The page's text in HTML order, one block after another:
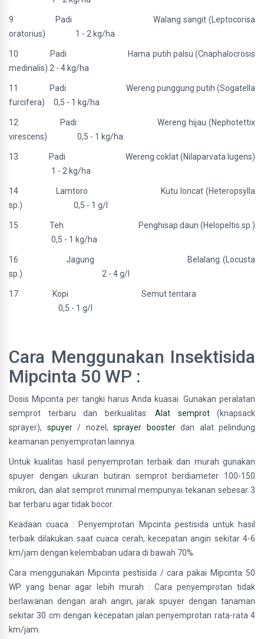
9 Padi Walang sangit (Leptocorisa
oratorius) 1 - 2 kg/ha
10 Padi Hama putih palsu (Cnaphalocrosis
medinalis) 2 - 4 kg/ha
11 Padi Wereng punggung putih (Sogatella
furcifera) 0,5 - 1 kg/ha
12 Padi Wereng hijau (Nephotettix
virescens) 0,5 - 1 kg/ha
13 Padi Wereng coklat (Nilaparvata lugens)
1 - 2 kg/ha
14 Lamtoro Kutu loncat (Heteropsylla
sp.) 0,5 - 1 g/l
15 Teh Penghisap daun (Helopeltis sp.)
0,5 - 1 kg/ha
16 Jagung Belalang (Locusta
sp.) 2 - 4 g/l
17 Kopi Semut tentara
0,5 - 1 g/l
Cara Menggunakan Insektisida
Mipcinta 50 WP :
Dosis Mipcinta per tangki harus Anda kuasai. Gunakan peralatan
semprot terbaru dan berkualitas: Alat semprot(knapsack
sprayer), spuyer/ nozel, sprayer boosterdan alat pelindung
keamanan penyemprotan lainnya.
Untuk kualitas hasil penyemprotan terbaik dan murah gunakan
spuyer dengan ukuran butiran semprot berdiameter 100-150
mikron, dan alat semprot minimal mempunyai tekanan sebesar 3
bar terbaru agar tidak bocor.
Keadaan cuaca : Penyemprotan Mipcinta pestisida untuk hasil
terbaik dilakukan saat cuaca cerah, kecepatan angin sekitar 4-6
km/jam dengan kelembaban udara di bawah 70%.
Cara menggunakan Mipcinta pestisida / cara pakai Mipcinta 50
WP yang benar agar lebih murah : Cara penyemprotan tidak
berlawanan dengan arah angin, jarak spuyer dengan tanaman
sekitar 30 cm dengan kecepatan jalan penyemprotan rata-rata 4
km/jam.